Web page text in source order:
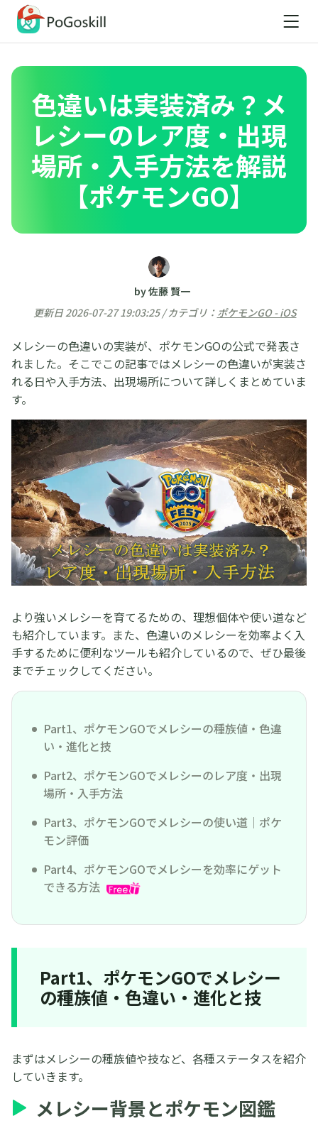
色違いは実装済み？メ
レシーのレア度・出現
場所・入手方法を解説
【ポケモンGO】
by 佐藤 賢一
更新日 2026-07-27 19:03:25 / カテゴリ： ポケモンGO - iOS
メレシーの色違いの実装が、ポケモンGOの公式で発表さ
れました。そこでこの記事ではメレシーの色違いが実装さ
れる日や入手方法、出現場所について詳しくまとめていま
す。
より強いメレシーを育てるための、理想個体や使い道など
も紹介しています。また、色違いのメレシーを効率よく入
手するために便利なツールも紹介しているので、ぜひ最後
までチェックしてください。
Part1、ポケモンGOでメレシーの種族値・色違
い・進化と技
Part2、ポケモンGOでメレシーのレア度・出現
場所・入手方法
Part3、ポケモンGOでメレシーの使い道｜ポケ
モン評価
Part4、ポケモンGOでメレシーを効率にゲット
できる方法
Part1、ポケモンGOでメレシー
の種族値・色違い・進化と技
まずはメレシーの種族値や技など、各種ステータスを紹介
していきます。
メレシー背景とポケモン図鑑